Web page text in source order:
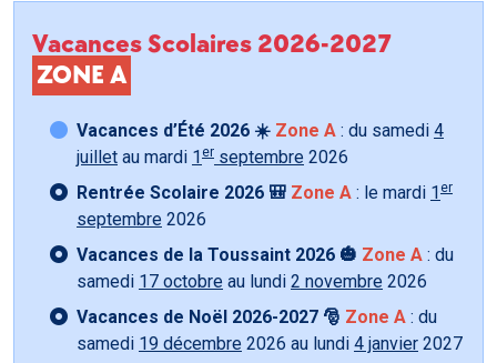
Vacances Scolaires 2026-2027
ZONE A
Vacances d’Été 2026 ☀️ Zone A : du samedi 4
juillet au mardi 1 er septembre 2026
Rentrée Scolaire 2026 🎒 Zone A : le mardi 1 er
septembre 2026
Vacances de la Toussaint 2026 🎃 Zone A : du
samedi 17 octobre au lundi 2 novembre 2026
Vacances de Noël 2026-2027 🎅 Zone A : du
samedi 19 décembre 2026 au lundi 4 janvier 2027